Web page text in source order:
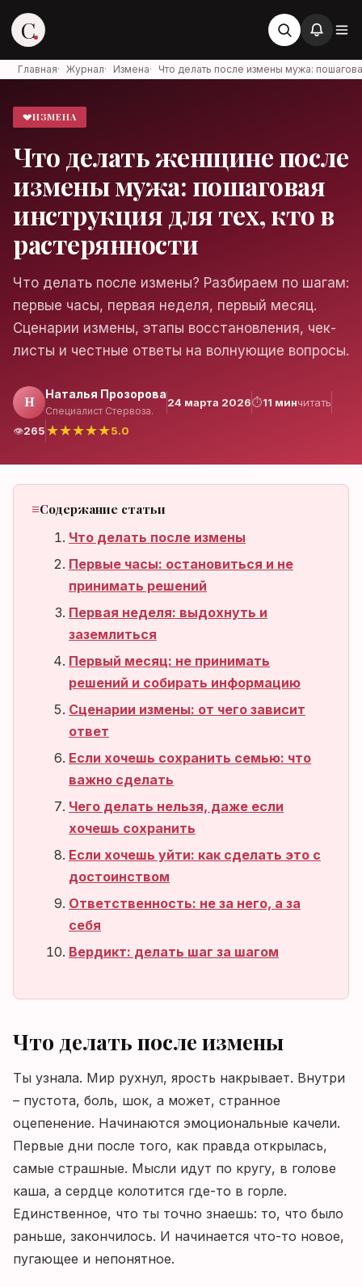
C
Войти в аккаунт
Медиа об отношениях, карьере и
жизни
Войти через Яндекс ID
Нет аккаунта?
Зарегистрироваться
Главная· Журнал· Измена· Что делать после измены мужа:
💔ИЗМЕНА
Что делать женщине после
измены мужа: пошаговая
инструкция для тех, кто в
растерянности
Что делать после измены? Разбираем по шагам:
первые часы, первая неделя, первый месяц.
Сценарии измены, этапы восстановления, чек-
листы и честные ответы на волнующие вопросы.
Н Наталья Прозорова
Специалист Стервоза.
24 марта 2026⏱11 минчитать
👁265★★★★★5.0
Содержание статьи
Что делать после измены
Первые часы: остановиться и не
принимать решений
Первая неделя: выдохнуть и
заземлиться
Первый месяц: не принимать
решений и собирать информацию
Сценарии измены: от чего зависит
ответ
Если хочешь сохранить семью: что
важно сделать
Чего делать нельзя, даже если
хочешь сохранить
Если хочешь уйти: как сделать это с
достоинством
Ответственность: не за него, а за
себя
Вердикт: делать шаг за шагом
Что делать после измены
Ты узнала. Мир рухнул, ярость накрывает. Внутри
– пустота, боль, шок, а может, странное
оцепенение. Начинаются эмоциональные качели.
Первые дни после того, как правда открылась,
самые страшные. Мысли идут по кругу, в голове
каша, а сердце колотится где-то в горле.
Единственное, что ты точно знаешь: то, что было
раньше, закончилось. И начинается что-то новое,
пугающее и непонятное.